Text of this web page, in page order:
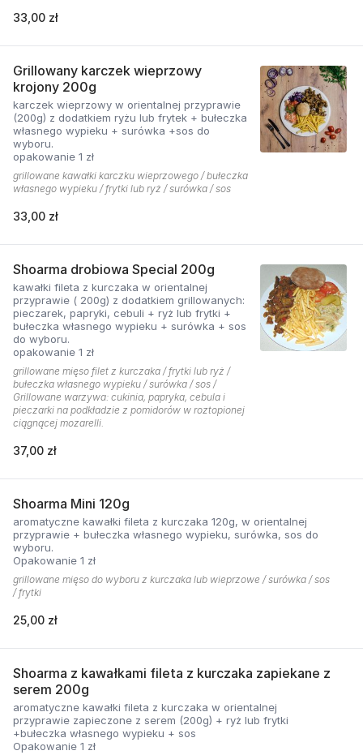
33,00 zł
Grillowany karczek wieprzowy
krojony 200g
karczek wieprzowy w orientalnej przyprawie
(200g) z dodatkiem ryżu lub frytek + bułeczka
własnego wypieku + surówka +sos do
wyboru.
opakowanie 1 zł
grillowane kawałki karczku wieprzowego / bułeczka
własnego wypieku / frytki lub ryż / surówka / sos
33,00 zł
Shoarma drobiowa Special 200g
kawałki fileta z kurczaka w orientalnej
przyprawie ( 200g) z dodatkiem grillowanych:
pieczarek, papryki, cebuli + ryż lub frytki +
bułeczka własnego wypieku + surówka + sos
do wyboru.
opakowanie 1 zł
grillowane mięso filet z kurczaka / frytki lub ryż /
bułeczka własnego wypieku / surówka / sos /
Grillowane warzywa: cukinia, papryka, cebula i
pieczarki na podkładzie z pomidorów w roztopionej
ciągnącej mozarelli.
37,00 zł
Shoarma Mini 120g
aromatyczne kawałki fileta z kurczaka 120g, w orientalnej
przyprawie + bułeczka własnego wypieku, surówka, sos do
wyboru.
Opakowanie 1 zł
grillowane mięso do wyboru z kurczaka lub wieprzowe / surówka / sos
/ frytki
25,00 zł
Shoarma z kawałkami fileta z kurczaka zapiekane z
serem 200g
aromatyczne kawałki fileta z kurczaka w orientalnej
przyprawie zapieczone z serem (200g) + ryż lub frytki
+bułeczka własnego wypieku + sos
Opakowanie 1 zł